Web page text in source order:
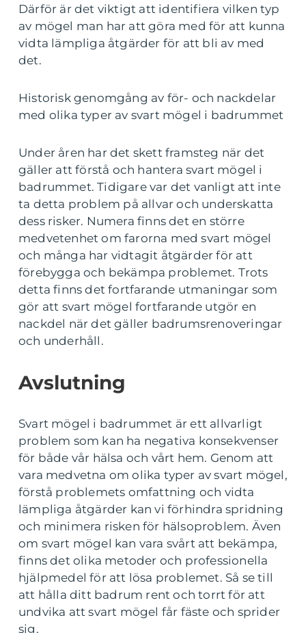
Därför är det viktigt att identifiera vilken typ
av mögel man har att göra med för att kunna
vidta lämpliga åtgärder för att bli av med
det.
Historisk genomgång av för- och nackdelar
med olika typer av svart mögel i badrummet
Under åren har det skett framsteg när det
gäller att förstå och hantera svart mögel i
badrummet. Tidigare var det vanligt att inte
ta detta problem på allvar och underskatta
dess risker. Numera finns det en större
medvetenhet om farorna med svart mögel
och många har vidtagit åtgärder för att
förebygga och bekämpa problemet. Trots
detta finns det fortfarande utmaningar som
gör att svart mögel fortfarande utgör en
nackdel när det gäller badrumsrenoveringar
och underhåll.
Avslutning
Svart mögel i badrummet är ett allvarligt
problem som kan ha negativa konsekvenser
för både vår hälsa och vårt hem. Genom att
vara medvetna om olika typer av svart mögel,
förstå problemets omfattning och vidta
lämpliga åtgärder kan vi förhindra spridning
och minimera risken för hälsoproblem. Även
om svart mögel kan vara svårt att bekämpa,
finns det olika metoder och professionella
hjälpmedel för att lösa problemet. Så se till
att hålla ditt badrum rent och torrt för att
undvika att svart mögel får fäste och sprider
sig.